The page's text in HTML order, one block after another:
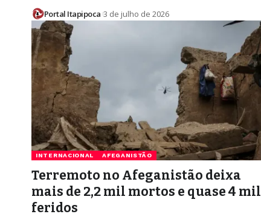
Portal Itapipoca 3 de julho de 2026
INTERNACIONAL AFEGANISTÃO
Terremoto no Afeganistão deixa
mais de 2,2 mil mortos e quase 4 mil
feridos